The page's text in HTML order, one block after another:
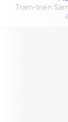
Tram-train